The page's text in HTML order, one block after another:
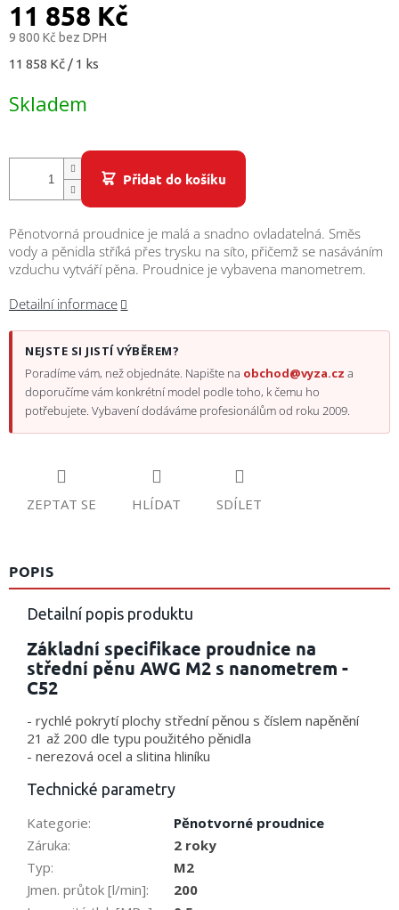
11 858 Kč
9 800 Kč bez DPH
Měrná
11 858 Kč / 1 ks
Skladem
Přidat do košíku
Pěnotvorná proudnice je malá a snadno ovladatelná. Směs
vody a pěnidla stříká přes trysku na síto, přičemž se nasáváním
vzduchu vytváří pěna. Proudnice je vybavena manometrem.
Detailní informace
NEJSTE SI JISTÍ VÝBĚREM?
Poradíme vám, než objednáte. Napište na obchod@vyza.cz a
doporučíme vám konkrétní model podle toho, k čemu ho
potřebujete. Vybavení dodáváme profesionálům od roku 2009.
ZEPTAT SE HLÍDAT SDÍLET
POPIS
Detailní popis produktu
Základní specifikace proudnice na
střední pěnu AWG M2 s nanometrem -
C52
- rychlé pokrytí plochy střední pěnou s číslem napěnění
21 až 200 dle typu použitého pěnidla
- nerezová ocel a slitina hliníku
Technické parametry
Kategorie:
Pěnotvorné proudnice
Záruka:
2 roky
Typ:
M2
Jmen. průtok [l/min]:
200